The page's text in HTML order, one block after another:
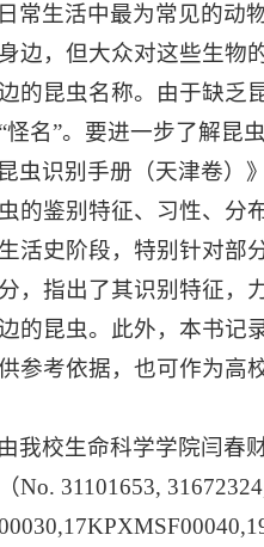
常生活中最为常见的动
边，但大众对这些生物
的昆虫名称。由于缺乏
怪名”。要进一步了解昆
昆虫识别手册（天津卷
的鉴别特征、习性、分
活史阶段，特别针对部
，指出了其识别特征，
的昆虫。此外，本书记
参考依据，也可作为高
我校生命科学学院闫春
No. 31101653,